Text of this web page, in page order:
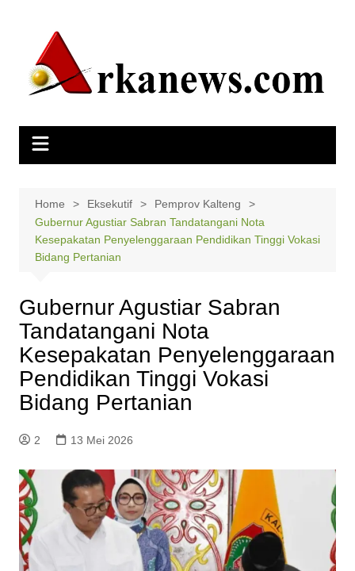
Home Eksekutif
Pemprov Kalteng
Gubernur Agustiar Sabran Tandatangani Nota
Kesepakatan Penyelenggaraan Pendidikan Tinggi Vokasi
Bidang Pertanian
Gubernur Agustiar Sabran
Tandatangani Nota
Kesepakatan Penyelenggaraan
Pendidikan Tinggi Vokasi
Bidang Pertanian
2 13 Mei 2026